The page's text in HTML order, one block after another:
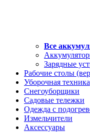
Все
Зарядные
Рабочие столы
Уборочная техника
Снегоуборщики
Садовые тележки
Одежда с
Измельчители
Аксессуары